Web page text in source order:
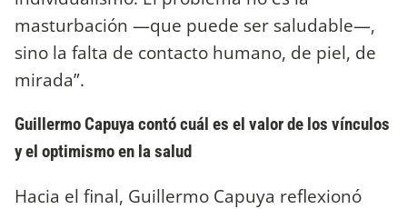
masturbación —que puede ser saludable—,
sino la falta de contacto humano, de piel, de
mirada”.
Guillermo Capuya contó cuál es el valor de los vínculos
y el optimismo en la salud
Hacia el final, Guillermo Capuya reflexionó